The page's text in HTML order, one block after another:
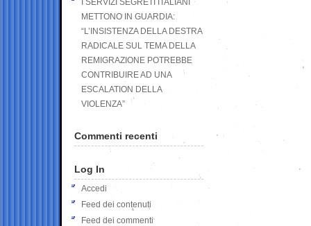
I SERVIZI SEGRETI ITALIANI
METTONO IN GUARDIA:
“L’INSISTENZA DELLA DESTRA
RADICALE SUL TEMA DELLA
REMIGRAZIONE POTREBBE
CONTRIBUIRE AD UNA
ESCALATION DELLA
VIOLENZA”
Commenti recenti
Log In
Accedi
Feed dei contenuti
Feed dei commenti